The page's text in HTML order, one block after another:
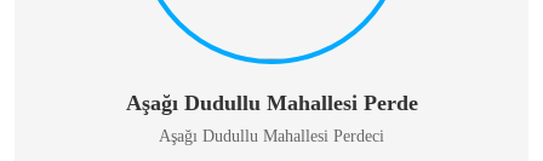
Aşağı Dudullu Mahallesi Perde
Aşağı Dudullu Mahallesi Perdeci